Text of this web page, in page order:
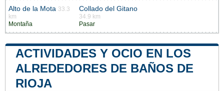
Alto de la Mota 33.3
km
Montaña
Collado del Gitano
34.9 km
Pasar
ACTIVIDADES Y OCIO EN LOS
ALREDEDORES DE BAÑOS DE
RIOJA